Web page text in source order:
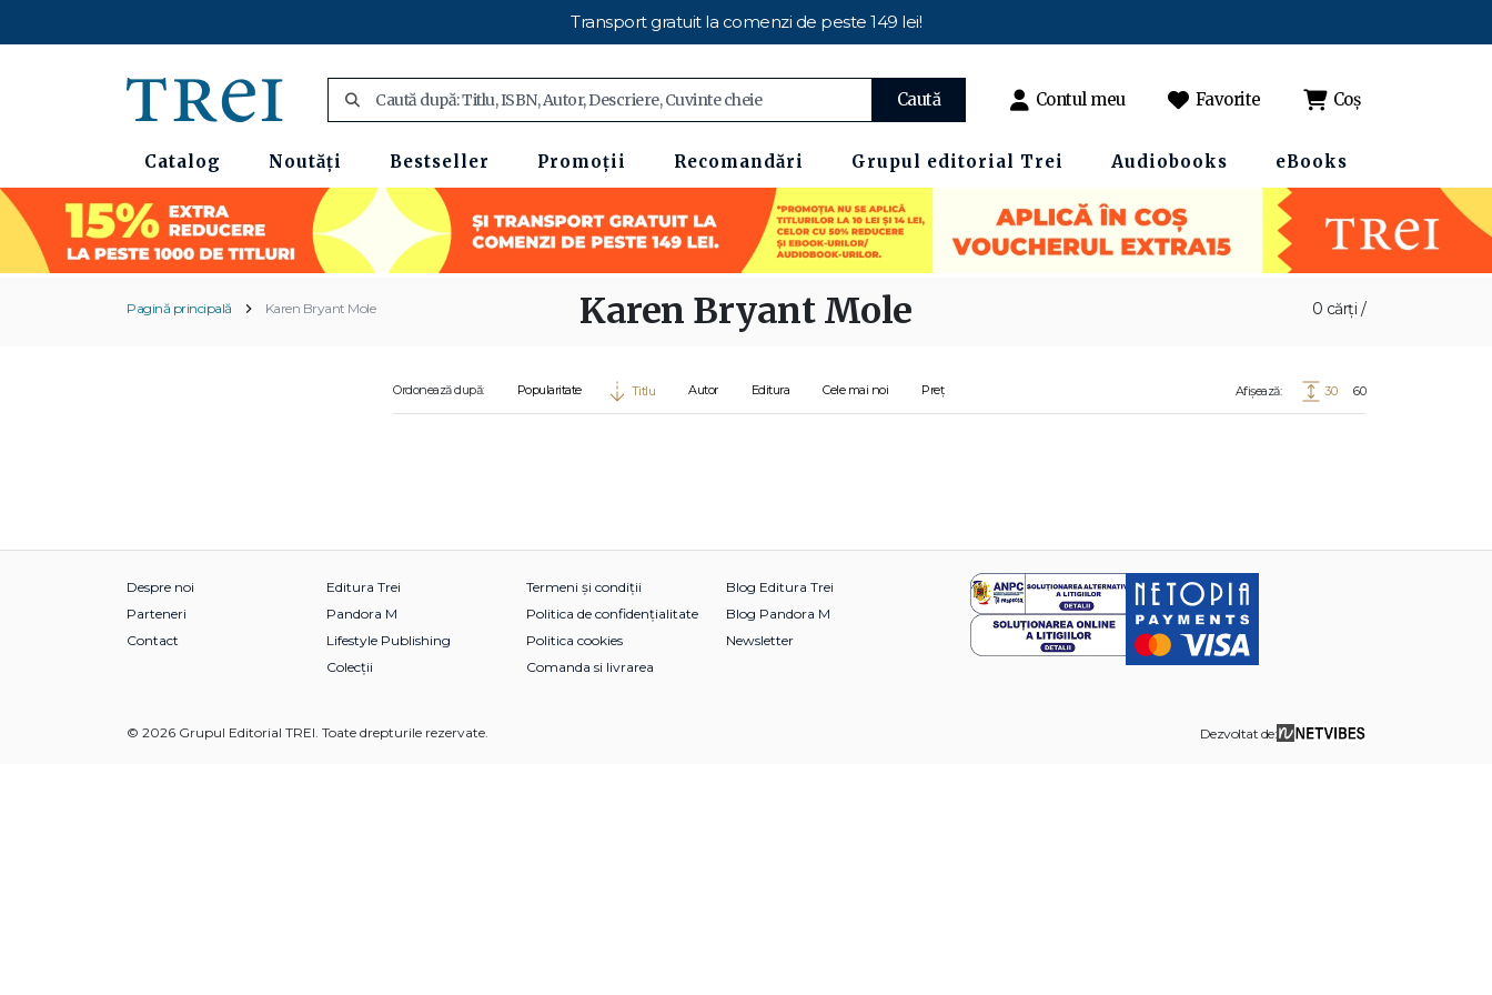
Transport gratuit la comenzi de peste 149 lei!
Caută Contul meu Favorite Coș
Catalog Noutăți Bestseller Promoții Recomandări Grupul editorial Trei Audiobooks eBooks
Pagină principală Karen Bryant Mole 0 cărți /
Karen Bryant Mole
Ordonează după: Popularitate Titlu Autor Editura Cele mai noi Preț Afișează: 30 60
Despre noi
Parteneri
Contact
Editura Trei
Pandora M
Lifestyle Publishing
Colecții
Termeni și condiții
Politica de confidențialitate
Politica cookies
Comanda si livrarea
Blog Editura Trei
Blog Pandora M
Newsletter
© 2026 Grupul Editorial TREI. Toate drepturile rezervate. Dezvoltat de: